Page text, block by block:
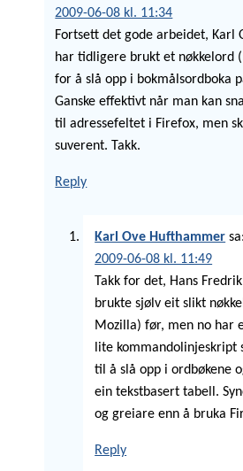
2009-06-08 kl. 11:34
Fortsett det gode arbeidet, Karl
har tidligere brukt et nøkkelord
for å slå opp i bokmålsordboka
Ganske effektivt når man kan
til adressefeltet i Firefox, men
suverent. Takk.
Reply
Karl Ove Hufthammer sa:
2009-06-08 kl. 11:49
Takk for det, Hans
brukte sjølv eit slikt
Mozilla) før, men no har
lite kommandolinjeskript
til å slå opp i ordbøkene
ein tekstbasert tabell.
og greiare enn å bruka
Reply